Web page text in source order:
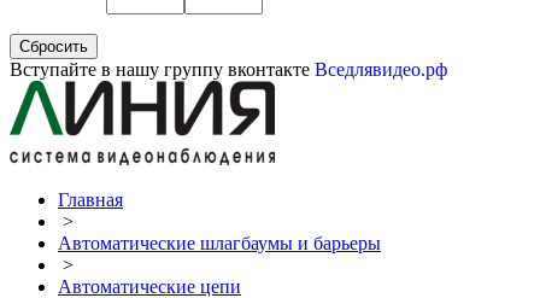
Вступайте в нашу группу вконтакте Вседлявидео.рф
Главная
>
Автоматические шлагбаумы и барьеры
>
Автоматические цепи